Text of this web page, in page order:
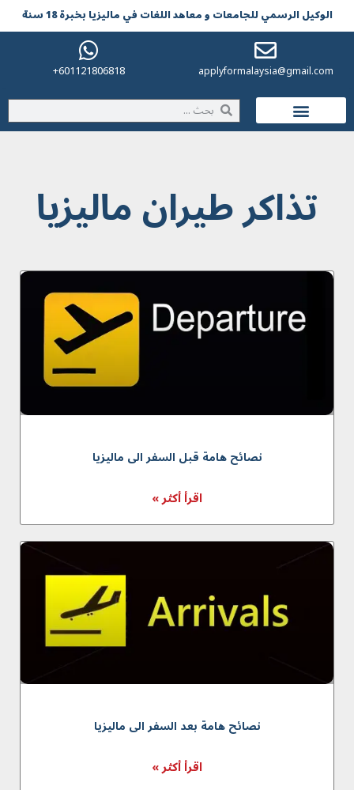
الوکیل الرسمي للجامعات و معاهد اللغات في مالیزیا بخبرة 18 سنة
applyformalaysia@gmail.com
601121806818+
تذاكر طيران ماليزيا
نصائح هامة قبل السفر الى ماليزيا
اقرأ أكثر »
نصائح هامة بعد السفر الى ماليزيا
اقرأ أكثر »